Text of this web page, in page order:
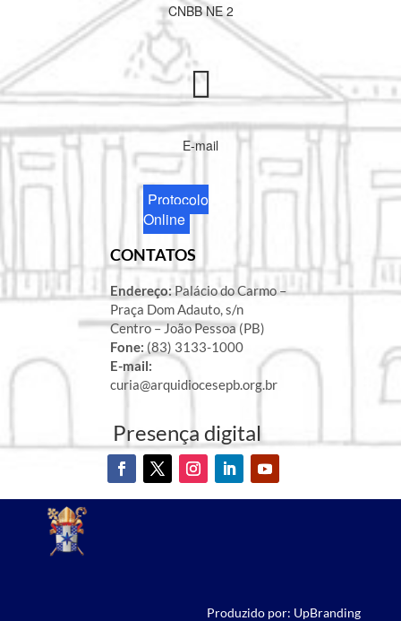
CNBB NE 2
E-mail
Protocolo
Online
CONTATOS
Endereço:Palácio do Carmo –
Praça Dom Adauto, s/n
Centro – João Pessoa (PB)
Fone: (83) 3133-1000
E-mail:
curia@arquidiocesepb.org.br
Presença digital
Produzido por: UpBranding